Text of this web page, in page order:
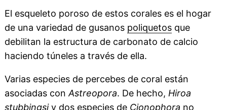
El esqueleto poroso de estos corales es el hogar
de una variedad de gusanos poliquetosque
debilitan la estructura de carbonato de calcio
haciendo túneles a través de ella.
Varias especies de percebes de coral están
asociadas con Astreopora. De hecho, Hiroa
stubbingsiy dos especies de Cionophora no